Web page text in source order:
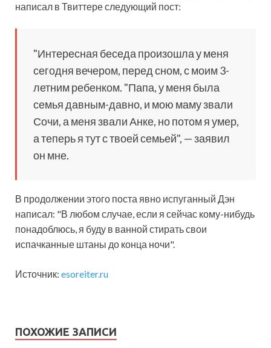
написал в Твиттере следующий пост:
"Интересная беседа произошла у меня
сегодня вечером, перед сном, с моим 3-
летним ребенком. "Папа, у меня была
семья давным-давно, и мою маму звали
Сочи, а меня звали Анке, но потом я умер,
а теперь я тут с твоей семьей", — заявил
он мне.
В продолжении этого поста явно испуганный Дэн
написал: "В любом случае, если я сейчас кому-нибудь
понадоблюсь, я буду в ванной стирать свои
испачканные штаны до конца ночи".
Источник: esoreiter.ru
ПОХОЖИЕ ЗАПИСИ